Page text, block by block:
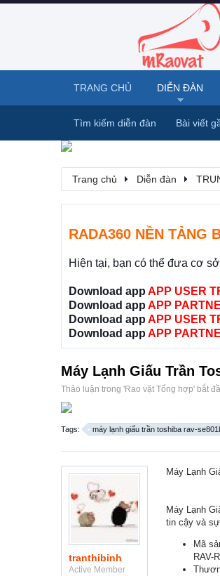
Trang chủ Diễn đàn
RADA360 NỀN TẢNG
Hiện tại, bạn có thể đưa cơ
Download app APP USER
Download app APP
Download app APP USER
Download app APP
Máy Lạnh Giấu Trần
Thảo luận trong 'Rao vặt Tổng hợp' bắt
Tags: máy lạnh giấu trần toshiba rav-
tranthibinh
Active Member
Máy Lạnh
Máy Lạnh
tin cậy và
Mã
RAV-
TRANG CHỦ DIỄN ĐÀN
Tìm kiếm diễn đàn Bài viết